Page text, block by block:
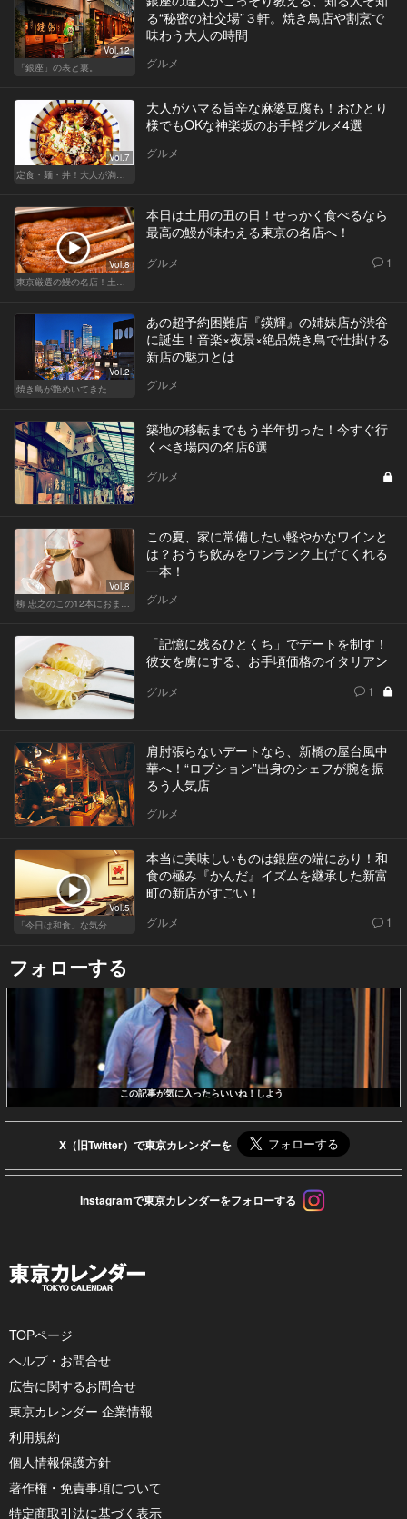
Vol.12
「銀座」の表と裏。
る“秘密の社交場”３軒。焼き鳥店や割烹で
味わう大人の時間
グルメ
Vol.7
定食・麺・丼！大人が満足できるサクッとグルメ
大人がハマる旨辛な麻婆豆腐も！おひとり
様でもOKな神楽坂のお手軽グルメ4選
グルメ
Vol.8
東京厳選の鰻の名店！土用の丑の日じゃなくても行きたい
本日は土用の丑の日！せっかく食べるなら
最高の鰻が味わえる東京の名店へ！
グルメ 1
Vol.2
焼き鳥が艶めいてきた
あの超予約困難店『鍈輝』の姉妹店が渋谷
に誕生！音楽×夜景×絶品焼き鳥で仕掛ける
新店の魅力とは
グルメ
築地の移転までもう半年切った！今すぐ行
くべき場内の名店6選
グルメ
Vol.8
柳 忠之のこの12本におまかせ
この夏、家に常備したい軽やかなワインと
は？おうち飲みをワンランク上げてくれる
一本！
グルメ
「記憶に残るひとくち」でデートを制す！
彼女を虜にする、お手頃価格のイタリアン
グルメ 1
肩肘張らないデートなら、新橋の屋台風中
華へ！“ロブション”出身のシェフが腕を振
るう人気店
グルメ
Vol.5
「今日は和食」な気分
本当に美味しいものは銀座の端にあり！和
食の極み『かんだ』イズムを継承した新富
町の新店がすごい！
グルメ 1
フォローする
この記事が気に入ったらいいね！しよう
X（旧Twitter）で東京カレンダーを
Instagramで東京カレンダーをフォローする
TOPページ
ヘルプ・お問合せ
広告に関するお問合せ
東京カレンダー 企業情報
利用規約
個人情報保護方針
著作権・免責事項について
特定商取引法に基づく表示